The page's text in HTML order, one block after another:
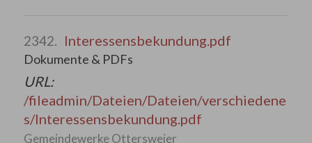
2342. Interessensbekundung.pdf
Dokumente & PDFs
URL:
/fileadmin/Dateien/Dateien/verschiedene
s/Interessensbekundung.pdf
Gemeindewerke Ottersweier